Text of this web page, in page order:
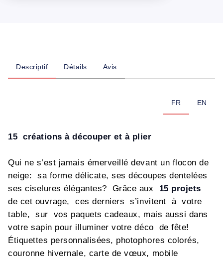
Descriptif Détails Avis
FR EN
15 créations à découper et à plier
Qui ne s’est jamais émerveillé devant un flocon de
neige: sa forme délicate, ses découpes dentelées
ses ciselures élégantes? Grâce aux 15 projets
de cet ouvrage, ces derniers s’invitent à votre
table, sur vos paquets cadeaux, mais aussi dans
votre sapin pour illuminer votre déco de fête!
Étiquettes personnalisées, photophores colorés,
couronne hivernale, carte de vœux, mobile